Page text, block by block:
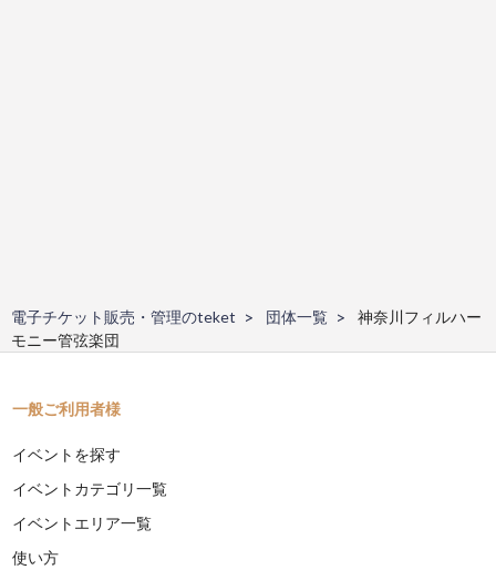
電子チケット販売・管理のteket 団体一覧
神奈川フィルハー
モニー管弦楽団
一般ご利用者様
イベントを探す
イベントカテゴリ一覧
イベントエリア一覧
使い方